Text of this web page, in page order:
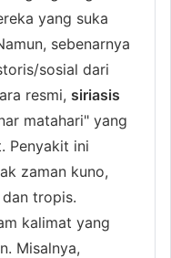
yang suka
sebenarnya
sosial dari
resmi, siriasis
matahari" yang
Penyakit ini
zaman kuno,
tropis.
kalimat yang
Misalnya,